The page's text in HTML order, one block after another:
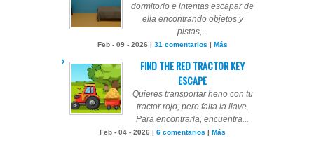
dormitorio e intentas escapar de
ella encontrando objetos y
pistas,...
Feb - 09 - 2026 | 31 comentarios Más
FIND THE RED TRACTOR KEY
ESCAPE
Quieres transportar heno con tu
tractor rojo, pero falta la llave.
Para encontrarla, encuentra...
Feb - 04 - 2026 | 6 comentarios Más